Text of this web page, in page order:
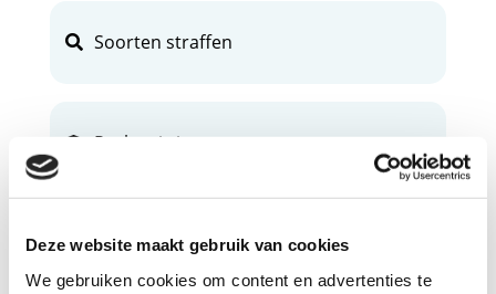
Deze website maakt gebruik van cookies
We gebruiken cookies om content en advertenties te
Soorten straffen
Rechtszitting
Verdachte